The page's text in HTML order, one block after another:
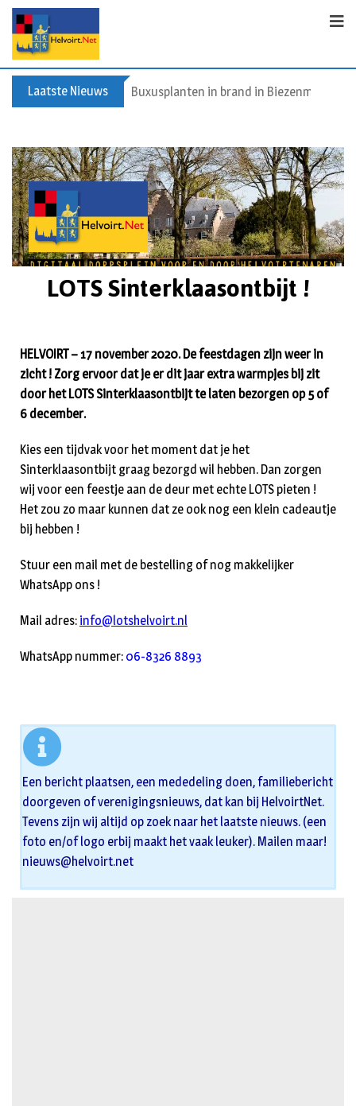
Laatste Nieuws Spreidingswet asielzoekers: hoe zit dat?
LOTS Sinterklaasontbijt !
HELVOIRT – 17 november 2020. De feestdagen zijn weer in
zicht ! Zorg ervoor dat je er dit jaar extra warmpjes bij zit
door het LOTS Sinterklaasontbijt te laten bezorgen op 5 of
6 december.
Kies een tijdvak voor het moment dat je het
Sinterklaasontbijt graag bezorgd wil hebben. Dan zorgen
wij voor een feestje aan de deur met echte LOTS pieten !
Het zou zo maar kunnen dat ze ook nog een klein cadeautje
bij hebben !
Stuur een mail met de bestelling of nog makkelijker
WhatsApp ons !
Mail adres: info@lotshelvoirt.nl
WhatsApp nummer: 06-8326 8893
Een bericht plaatsen, een mededeling doen, familiebericht
doorgeven of verenigingsnieuws, dat kan bij HelvoirtNet.
Tevens zijn wij altijd op zoek naar het laatste nieuws. (een
foto en/of logo erbij maakt het vaak leuker). Mailen maar!
nieuws@helvoirt.net